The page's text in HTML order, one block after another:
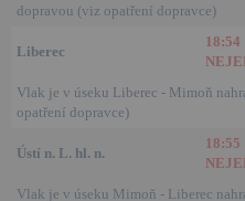
dopravou (viz opatření dopravce)
Liberec
18:54
Vlak je v úseku Liberec - Mimoň
opatření dopravce)
Ústí n. L. hl. n.
18:55
Vlak je v úseku Mimoň - Liberec